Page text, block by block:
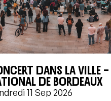
dans la ville –
de Bordeaux
11 Sep 2026